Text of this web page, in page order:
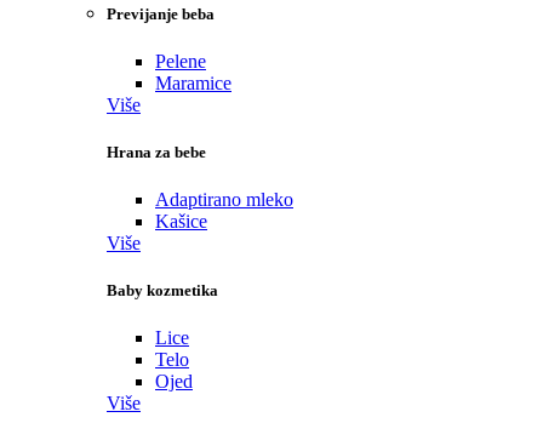
Previjanje beba
Pelene
Maramice
Više
Hrana za bebe
Adaptirano mleko
Kašice
Više
Baby kozmetika
Lice
Telo
Ojed
Više